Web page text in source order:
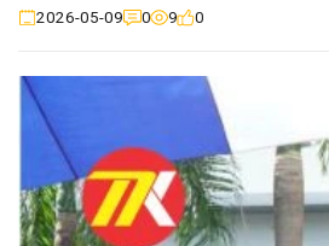
2026-05-09 0 9 0